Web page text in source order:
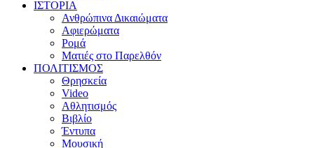
ΙΣΤΟΡΙΑ
Ανθρώπινα Δικαιώματα
Αφιερώματα
Ρομά
Ματιές στο Παρελθόν
ΠΟΛΙΤΙΣΜΟΣ
Θρησκεία
Video
Αθλητισμός
Βιβλίο
Έντυπα
Μουσική